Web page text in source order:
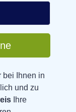
bei Ihnen in
und zu
Ihre